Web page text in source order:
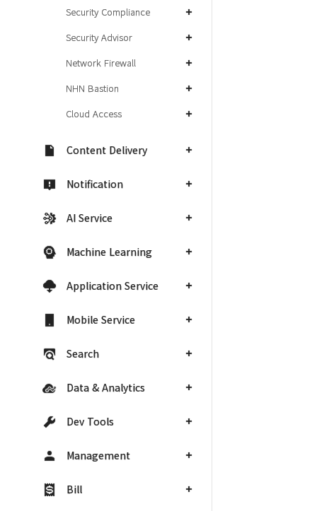
Security Compliance
Security Advisor
Network Firewall
NHN Bastion
Cloud Access
Content Delivery
Notification
AI Service
Machine Learning
Application Service
Mobile Service
Search
Data & Analytics
Dev Tools
Management
Bill